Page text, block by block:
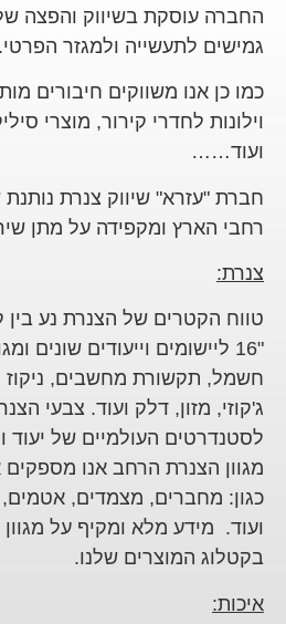
החברה עוסקת בשיווק והפצה של
גמישים לתעשייה ולמגזר הפרטי.
כמו כן אנו משווקים חיבורים
וילונות לחדרי קירור, מוצרי
ועוד……
חברת "עזרא" שיווק צנרת
רחבי הארץ ומקפידה על מתן
צנרת:
"16 ליישומים וייעודים שונים
חשמל, תקשורת מחשבים, ניקוז
ג'קוזי, מזון, דלק ועוד. צבעי
לסטנדרטים העולמיים של
מגוון הצנרת הרחב אנו מספקים
כגון: מחברים, מצמדים,
ועוד. מידע מלא ומקיף על
בקטלוג המוצרים שלנו.
איכות: